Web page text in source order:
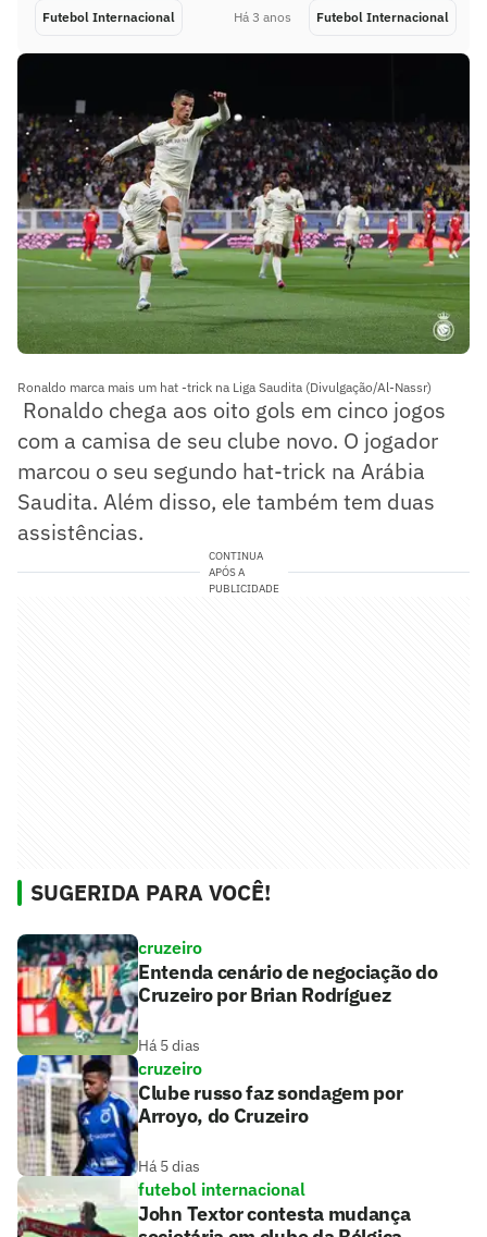
Futebol Internacional Há 3 anos Futebol Internacional
Ronaldo marca mais um hat -trick na Liga Saudita (Divulgação/Al-Nassr)
Ronaldo chega aos oito gols em cinco jogos
com a camisa de seu clube novo. O jogador
marcou o seu segundo hat-trick na Arábia
Saudita. Além disso, ele também tem duas
assistências.
CONTINUA
APÓS A
PUBLICIDADE
SUGERIDA PARA VOCÊ!
cruzeiro
Entenda cenário de negociação do
Cruzeiro por Brian Rodríguez
Há 5 dias
cruzeiro
Clube russo faz sondagem por
Arroyo, do Cruzeiro
Há 5 dias
futebol internacional
John Textor contesta mudança